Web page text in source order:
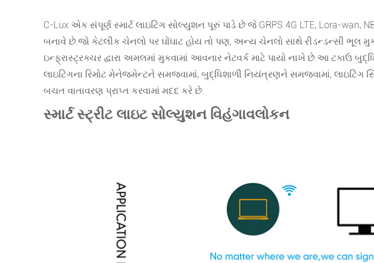
C-Lux એક સંપૂર્ણ સ્માર્ટ લાઇટિંગ સોલ્યુશન પૂરું પાડે છે જે GRPS 4G LTE, Lora-wan,
બનાવે છે.જો કેટલીક ચેનલો પર ઘોંઘાટ હોય તો પણ, અન્ય ચેનલો સાથે રીડન્ડન્સી
ઇન્ફ્રાસ્ટ્રક્ચર દ્વારા અમલમાં મુકવામાં આવનાર નેટવર્ક માટે પાયો નાખે છે.આ ટકાઉ
લાઇટિંગના રિમોટ મેનેજમેન્ટને સમજવામાં, બુદ્ધિશાળી નિયંત્રણને સમજવામાં,
બચત વાતાવરણ પ્રાપ્ત કરવામાં મદદ કરે છે.
સ્માર્ટ સ્ટ્રીટ લાઇટ સોલ્યુશન વિહંગાવલોકન